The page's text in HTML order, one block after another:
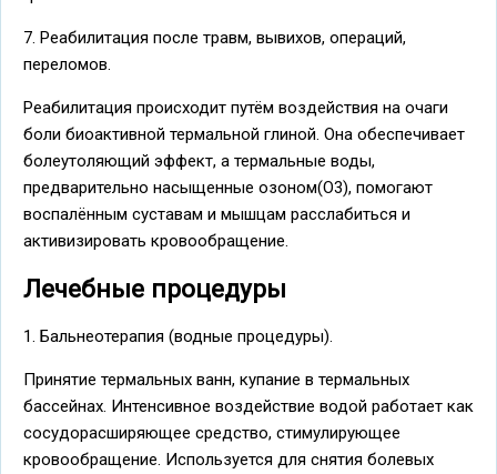
7. Реабилитация после травм, вывихов, операций,
переломов.
Реабилитация происходит путём воздействия на очаги
боли биоактивной термальной глиной. Она обеспечивает
болеутоляющий эффект, а термальные воды,
предварительно насыщенные озоном(О3), помогают
воспалённым суставам и мышцам расслабиться и
активизировать кровообращение.
Лечебные процедуры
1. Бальнеотерапия (водные процедуры).
Принятие термальных ванн, купание в термальных
бассейнах. Интенсивное воздействие водой работает как
сосудорасширяющее средство, стимулирующее
кровообращение. Используется для снятия болевых